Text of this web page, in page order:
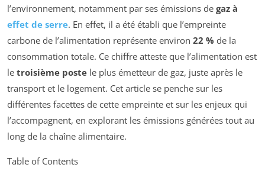
l’environnement, notamment par ses émissions de gaz à
effet de serre. En effet, il a été établi que l’empreinte
carbone de l’alimentation représente environ 22 % de la
consommation totale. Ce chiffre atteste que l’alimentation est
le troisième poste le plus émetteur de gaz, juste après le
transport et le logement. Cet article se penche sur les
différentes facettes de cette empreinte et sur les enjeux qui
l’accompagnent, en explorant les émissions générées tout au
long de la chaîne alimentaire.
Table of Contents